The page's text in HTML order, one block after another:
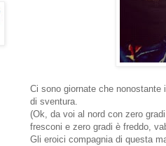
Ci sono giornate che
di sventura.
(Ok, da voi al nord con zero
fresconi e zero gradi è freddo,
Gli eroici compagnia di questa